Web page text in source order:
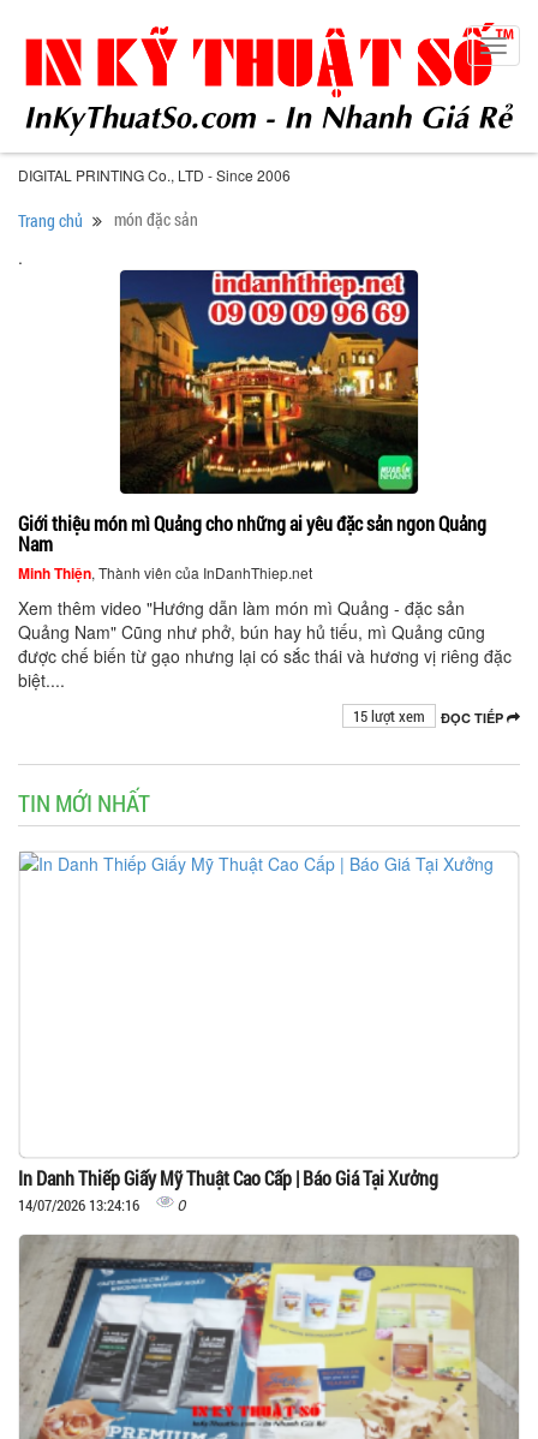
DIGITAL PRINTING Co., LTD - Since 2006
Trang chủ món đặc sản
.
Giới thiệu món mì Quảng cho những ai yêu đặc sản ngon Quảng
Nam
Minh Thiện, Thành viên của InDanhThiep.net
Xem thêm video "Hướng dẫn làm món mì Quảng - đặc sản
Quảng Nam" Cũng như phở, bún hay hủ tiếu, mì Quảng cũng
được chế biến từ gạo nhưng lại có sắc thái và hương vị riêng đặc
biệt....
ĐỌC TIẾP
15 lượt xem
TIN MỚI NHẤT
In Danh Thiếp Giấy Mỹ Thuật Cao Cấp | Báo Giá Tại Xưởng
14/07/2026 13:24:16 0